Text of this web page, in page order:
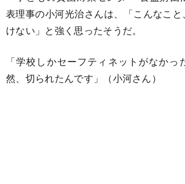
表理事の小河光治さんは、「こんなこ
けない」と強く思ったそうだ。
「学校しかセーフティネットがなかっ
然、切られたんです」（小河さん）